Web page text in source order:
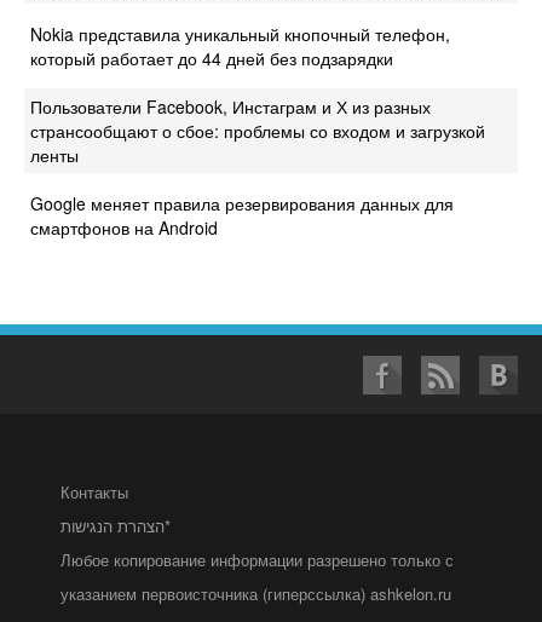
Nokia представила уникальный кнопочный телефон,
который работает до 44 дней без подзарядки
Пользователи Facebook, Инстаграм и Х из разных
странсообщают о сбое: проблемы со входом и загрузкой
ленты
Google меняет правила резервирования данных для
смартфонов на Android
Контакты
הצהרת הנגישות*
Любое копирование информации разрешено только с
указанием первоисточника (гиперссылка) ashkelon.ru